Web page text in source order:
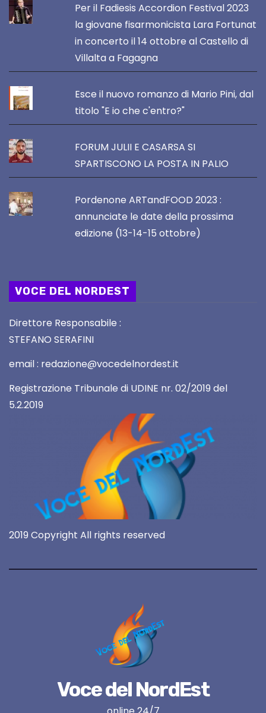
Per il Fadiesis Accordion Festival 2023
la giovane fisarmonicista Lara Fortunat
in concerto il 14 ottobre al Castello di
Villalta a Fagagna
Esce il nuovo romanzo di Mario Pini, dal
titolo "E io che c'entro?"
FORUM JULII E CASARSA SI
SPARTISCONO LA POSTA IN PALIO
Pordenone ARTandFOOD 2023 :
annunciate le date della prossima
edizione (13-14-15 ottobre)
VOCE DEL NORDEST
Direttore Responsabile :
STEFANO SERAFINI
email : redazione@vocedelnordest.it
Registrazione Tribunale di UDINE nr. 02/2019 del
5.2.2019
2019 Copyright All rights reserved
Voce del NordEst